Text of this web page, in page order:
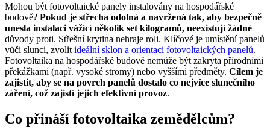
Mohou být fotovoltaické panely instalovány na hospodářské
budově? Pokud je střecha odolná a navržená tak, aby bezpečně
unesla instalaci vážící několik set kilogramů, neexistují žádné
důvody proti. Střešní krytina nehraje roli. Klíčové je umístění panelů
vůči slunci, zvolit ideální sklon a orientaci fotovoltaických panelů.
Fotovoltaika na hospodářské budově nemůže být zakryta přírodními
překážkami (např. vysoké stromy) nebo vyššími předměty. Cílem je
zajistit, aby se na povrch panelů dostalo co nejvíce slunečního
záření, což zajistí jejich efektivní provoz.
Co přináší fotovoltaika zemědělcům?